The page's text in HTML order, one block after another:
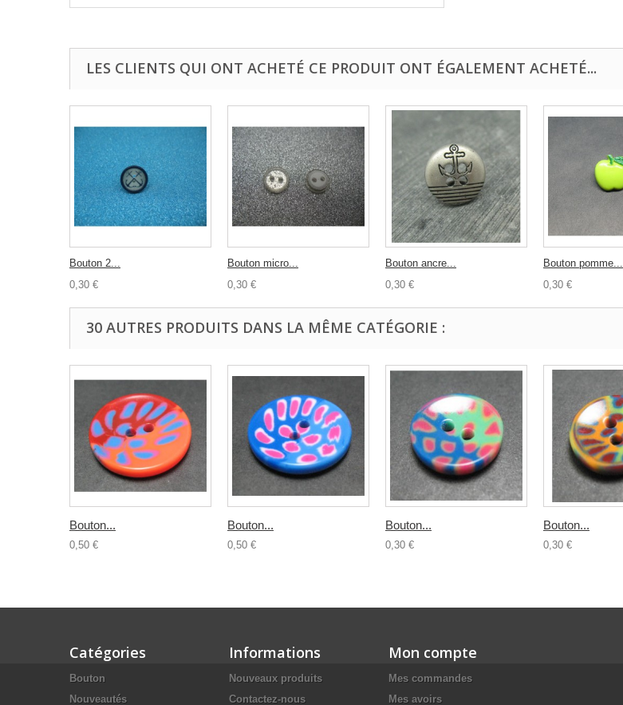
LES CLIENTS QUI ONT ACHETÉ CE PRODUIT ONT ÉGALEMENT ACHETÉ...
Bouton 2...
0,30 €
Bouton micro...
0,30 €
Bouton ancre...
0,30 €
Bouton pomme...
0,30 €
30 AUTRES PRODUITS DANS LA MÊME CATÉGORIE :
Bouton...
0,50 €
Bouton...
0,50 €
Bouton...
0,30 €
Bouton...
0,30 €
Catégories
Bouton
Nouveautés
Informations
Nouveaux produits
Contactez-nous
Mon compte
Mes commandes
Mes avoirs